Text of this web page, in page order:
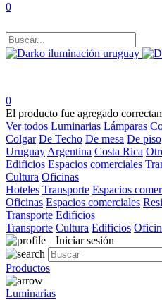
0
0
El producto fue agregado
Ver todos Luminarias Lámparas
Colgar De Techo De mesa De piso
Uruguay Argentina Costa Rica
Edificios Espacios comerciales
Cultura Oficinas
Hoteles Transporte Espacios
Oficinas Espacios comerciales
Transporte Edificios
Transporte Cultura Edificios
Iniciar sesión
Productos
Luminarias